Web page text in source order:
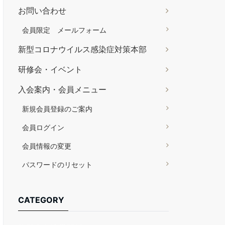
お問い合わせ
会員限定 メールフォーム
新型コロナウイルス感染症対策本部
研修会・イベント
入会案内・会員メニュー
新規会員登録のご案内
会員ログイン
会員情報の変更
パスワードのリセット
CATEGORY